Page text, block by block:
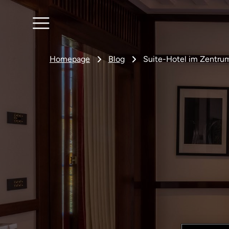
Homepage Blog Suite-Hotel im